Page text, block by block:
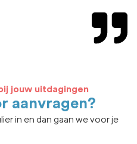
jouw uitdagingen
aanvragen?
in en dan gaan we voor je